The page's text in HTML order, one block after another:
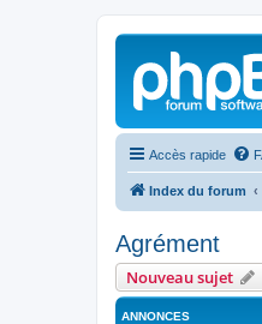
Accès rapide
Index du forum
Agrément
Nouveau sujet
ANNONCES